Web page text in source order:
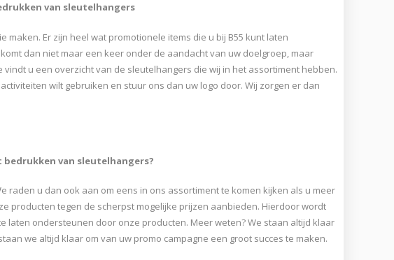
van sleutelhangers
Er zijn heel wat promotionele items die u bij B55 kunt laten
dan niet maar een keer onder de aandacht van uw doelgroep, maar
u een overzicht van de sleutelhangers die wij in het assortiment hebben.
wilt gebruiken en stuur ons dan uw logo door. Wij zorgen er dan
bedrukken van sleutelhangers?
raden u dan ook aan om eens in ons assortiment te komen kijken als u meer
producten tegen de scherpst mogelijke prijzen aanbieden. Hierdoor wordt
laten ondersteunen door onze producten. Meer weten? We staan altijd klaar
we altijd klaar om van uw promo campagne een groot succes te maken.